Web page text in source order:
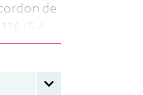
de
(5-6
longue,